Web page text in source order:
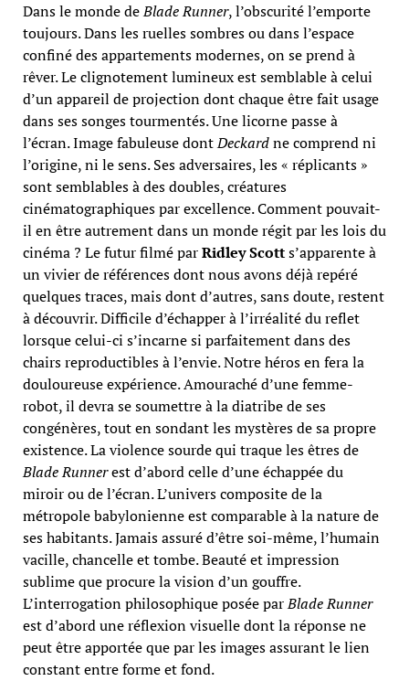
Dans le monde deBlade Runner, l’obscurité l’emporte
toujours. Dans les ruelles sombres ou dans l’espace
confiné des appartements modernes, on se prend à
rêver. Le clignotement lumineux est semblable à celui
d’un appareil de projection dont chaque être fait usage
dans ses songes tourmentés. Une licorne passe à
l’écran. Image fabuleuse dontDeckardne comprend ni
l’origine, ni le sens. Ses adversaires, les « réplicants »
sont semblables à des doubles, créatures
cinématographiques par excellence. Comment pouvait-
il en être autrement dans un monde régit par les lois du
cinéma ? Le futur filmé parRidley Scotts’apparente à
un vivier de références dont nous avons déjà repéré
quelques traces, mais dont d’autres, sans doute, restent
à découvrir. Difficile d’échapper à l’irréalité du reflet
lorsque celui-ci s’incarne si parfaitement dans des
chairs reproductibles à l’envie. Notre héros en fera la
douloureuse expérience. Amouraché d’une femme-
robot, il devra se soumettre à la diatribe de ses
congénères, tout en sondant les mystères de sa propre
existence. La violence sourde qui traque les êtres de
Blade Runnerest d’abord celle d’une échappée du
miroir ou de l’écran. L’univers composite de la
métropole babylonienne est comparable à la nature de
ses habitants. Jamais assuré d’être soi-même, l’humain
vacille, chancelle et tombe. Beauté et impression
sublime que procure la vision d’un gouffre.
L’interrogation philosophique posée parBlade Runner
est d’abord une réflexion visuelle dont la réponse ne
peut être apportée que par les images assurant le lien
constant entre forme et fond.